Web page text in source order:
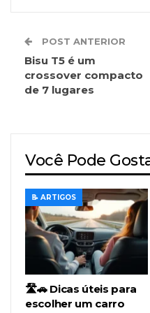
POST ANTERIOR
Bisu T5 é um
crossover compacto
de 7 lugares
Você Pode
📝 ARTIGOS
🛣️🚗 Dicas úteis para
escolher um carro